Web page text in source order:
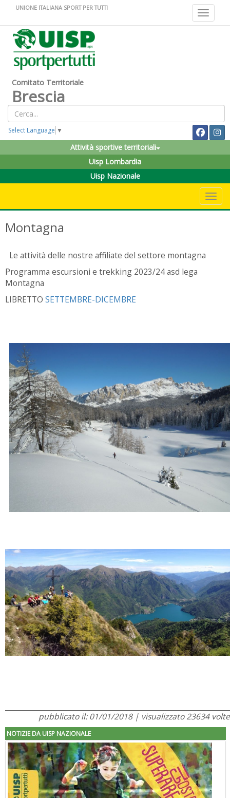
Toggle
UNIONE ITALIANA SPORT PER TUTTI
Comitato Territoriale
Brescia
Select Language ▼
Attività sportive territoriali
Uisp Lombardia
Uisp Nazionale
Montagna
Le attività delle nostre affiliate del settore montagna
Programma escursioni e trekking 2023/24 asd lega
Montagna
LIBRETTO SETTEMBRE-DICEMBRE
pubblicato il: 01/01/2018 | visualizzato 23634 volte
NOTIZIE DA UISP NAZIONALE